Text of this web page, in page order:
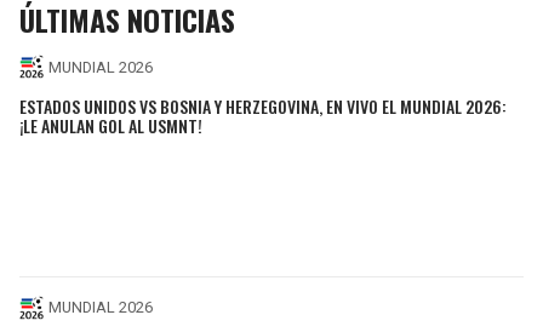
ÚLTIMAS NOTICIAS
MUNDIAL 2026
ESTADOS UNIDOS VS BOSNIA Y HERZEGOVINA, EN VIVO EL MUNDIAL 2026:
¡LE ANULAN GOL AL USMNT!
MUNDIAL 2026